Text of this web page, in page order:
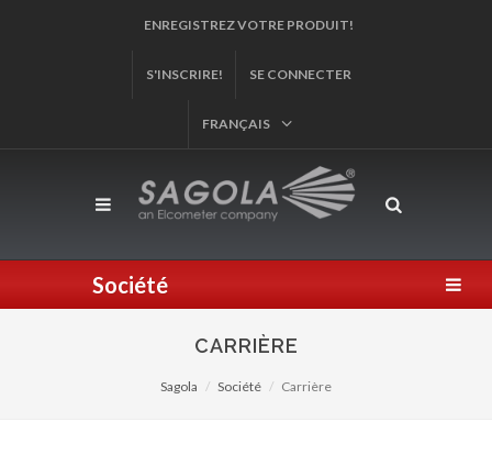
ENREGISTREZ VOTRE PRODUIT!
S'INSCRIRE! SE CONNECTER
FRANÇAIS
Société
CARRIÈRE
Sagola Société Carrière